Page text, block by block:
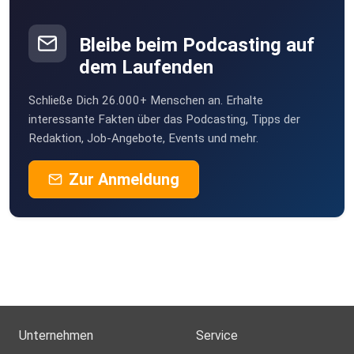
v0okhjgy
anna.habimana-ihXa
Bleibe beim Podcasting auf
dem Laufenden
Schließe Dich 26.000+ Menschen an. Erhalte
interessante Fakten über das Podcasting, Tipps der
Redaktion, Job-Angebote, Events und mehr.
Zur Anmeldung
Unternehmen Service